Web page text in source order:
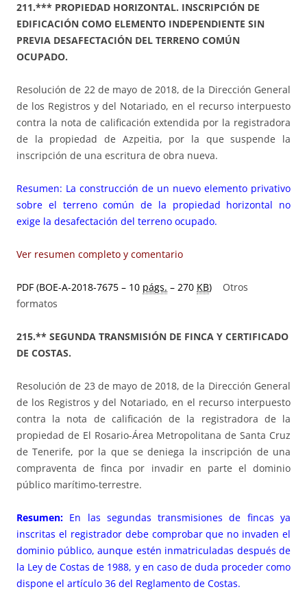
211.*** PROPIEDAD HORIZONTAL. INSCRIPCIÓN DE
EDIFICACIÓN COMO ELEMENTO INDEPENDIENTE SIN
PREVIA DESAFECTACIÓN DEL TERRENO COMÚN
OCUPADO.
Resolución de 22 de mayo de 2018, de la Dirección General
de los Registros y del Notariado, en el recurso interpuesto
contra la nota de calificación extendida por la registradora
de la propiedad de Azpeitia, por la que suspende la
inscripción de una escritura de obra nueva.
Resumen: La construcción de un nuevo elemento privativo
sobre el terreno común de la propiedad horizontal no
exige la desafectación del terreno ocupado.
Ver resumen completo y comentario
PDF (BOE-A-2018-7675 – 10 págs. – 270 KB)
Otros
formatos
215.** SEGUNDA TRANSMISIÓN DE FINCA Y CERTIFICADO
DE COSTAS.
Resolución de 23 de mayo de 2018, de la Dirección General
de los Registros y del Notariado, en el recurso interpuesto
contra la nota de calificación de la registradora de la
propiedad de El Rosario-Área Metropolitana de Santa Cruz
de Tenerife, por la que se deniega la inscripción de una
compraventa de finca por invadir en parte el dominio
público marítimo-terrestre.
Resumen: En las segundas transmisiones de fincas ya
inscritas el registrador debe comprobar que no invaden el
dominio público, aunque estén inmatriculadas después de
la Ley de Costas de 1988, y en caso de duda proceder como
dispone el artículo 36 del Reglamento de Costas.